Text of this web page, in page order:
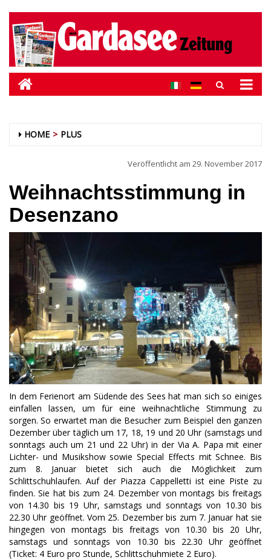
HOME PLUS
Veröffentlicht am 29. November 2017
Weihnachtsstimmung in
Desenzano
In dem Ferienort am Südende des Sees hat man sich so einiges
einfallen lassen, um für eine weihnachtliche Stimmung zu
sorgen. So erwartet man die Besucher zum Beispiel den ganzen
Dezember über täglich um 17, 18, 19 und 20 Uhr (samstags und
sonntags auch um 21 und 22 Uhr) in der Via A. Papa mit einer
Lichter- und Musikshow sowie Special Effects mit Schnee. Bis
zum 8. Januar bietet sich auch die Möglichkeit zum
Schlittschuhlaufen. Auf der Piazza Cappelletti ist eine Piste zu
finden. Sie hat bis zum 24. Dezember von montags bis freitags
von 14.30 bis 19 Uhr, samstags und sonntags von 10.30 bis
22.30 Uhr geöffnet. Vom 25. Dezember bis zum 7. Januar hat sie
hingegen von montags bis freitags von 10.30 bis 20 Uhr,
samstags und sonntags von 10.30 bis 22.30 Uhr geöffnet
(Ticket: 4 Euro pro Stunde, Schlittschuhmiete 2 Euro).